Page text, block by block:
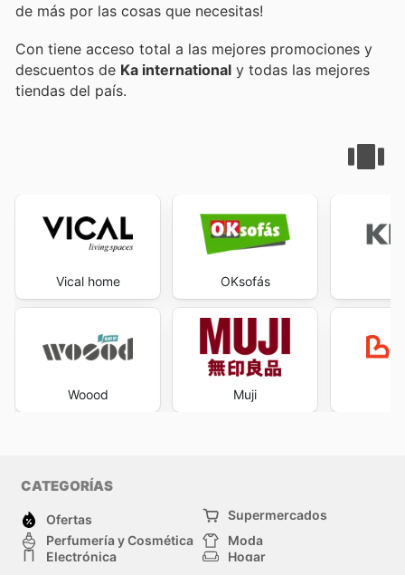
de más por las cosas que necesitas!
Con tiene acceso total a las mejores promociones y
descuentos de Ka international y todas las mejores
tiendas del país.
Vical home
Woood
OKsofás
Muji
CATEGORÍAS
Ofertas
Supermercados
Perfumería y Cosmética
Moda
Electrónica
Hogar